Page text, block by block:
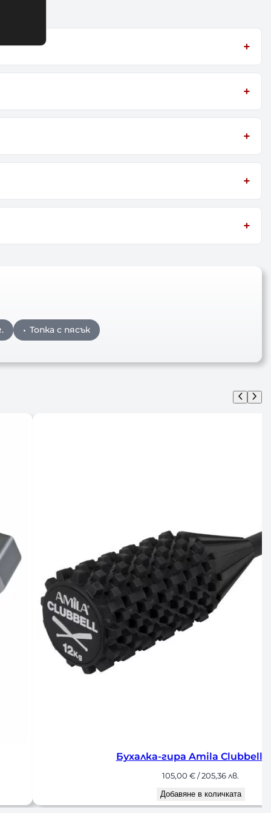
Топка с пясък
Бухалка-гира Amila Clubbell
75,00 €/ 146,69 лв.
Добавяне в количката